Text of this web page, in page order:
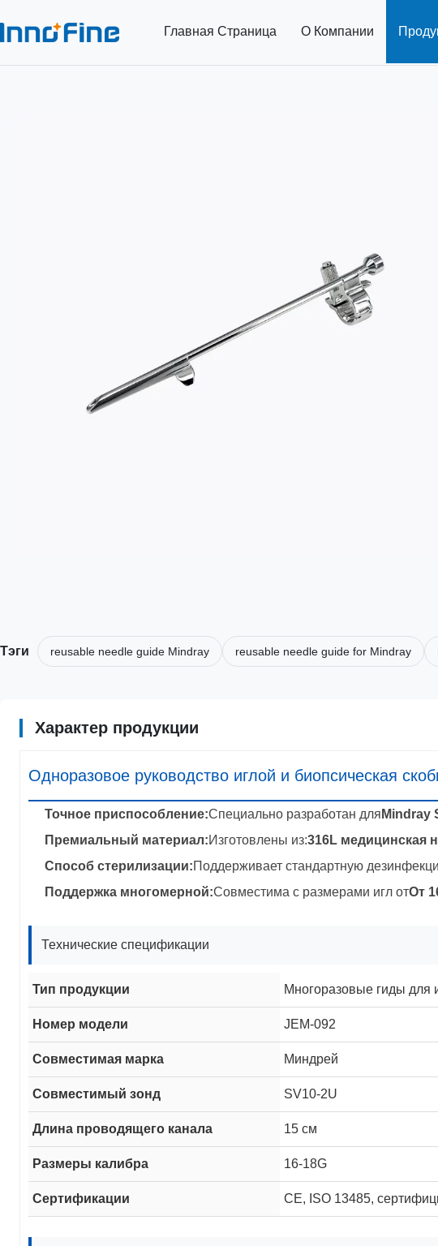
Главная Страница О Компании
Тэги reusable needle guide Mindray reusable needle guide for Mindray
Характер продукции
Одноразовое руководство иглой и биопсическая
Точное приспособление:Специально разработан для Mindray
Премиальный материал:Изготовлены из:316L медицинская
Способ стерилизации:Поддерживает стандартную
Поддержка многомерной:Совместима с размерами игл отОт
Технические спецификации
Тип продукции Многоразовые гиды для
Номер модели JEM-092
Совместимая марка Миндрей
Совместимый зонд SV10-2U
Длина проводящего канала 15 см
Размеры калибра 16-18G
Сертификации CE, ISO 13485,